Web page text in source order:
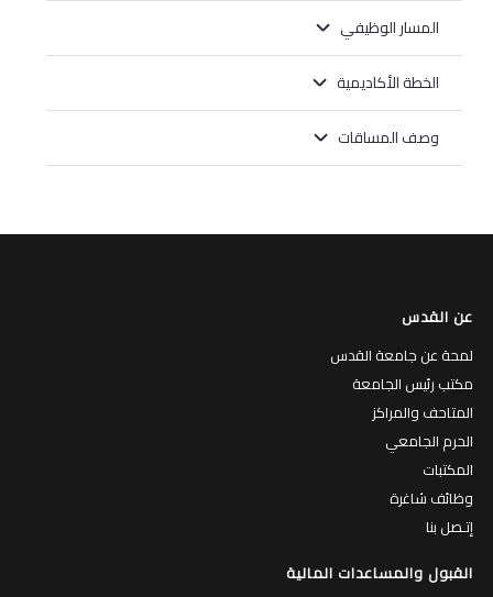
المسار الوظيفي
الخطة الأكاديمية
وصف المساقات
عن القدس
لمحة عن جامعة القدس
مكتب رئيس الجامعة
المتاحف والمراكز
الحرم الجامعي
المكتبات
وظائف شاغرة
إتـصل بنا
القبول والمساعدات المالية